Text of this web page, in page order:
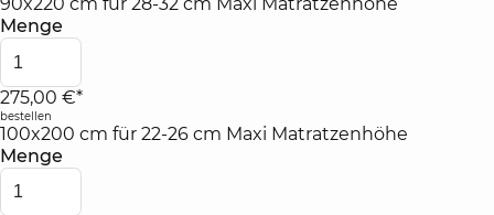
90x220 cm für 28-32 cm Maxi Matratzenhöhe
Menge
275,00 €*
bestellen
100x200 cm für 22-26 cm Maxi Matratzenhöhe
Menge